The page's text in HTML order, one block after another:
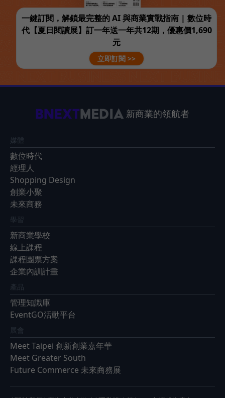
一鍵訂閱，解鎖最完整的 AI 與商業實戰指南 | 數位時
代【夏日閱讀展】訂一年送一年共12期，優惠價1,690
元
立即訂閱 >>
新商業的領航者
媒體
數位時代
經理人
Shopping Design
創業小聚
未來商務
學習
新商業學校
線上課程
課程團票方案
企業內訓計畫
產品
管理知識庫
EventGO活動平台
展會
Meet Taipei 創新創業嘉年華
Meet Greater South
Future Commerce 未來商務展